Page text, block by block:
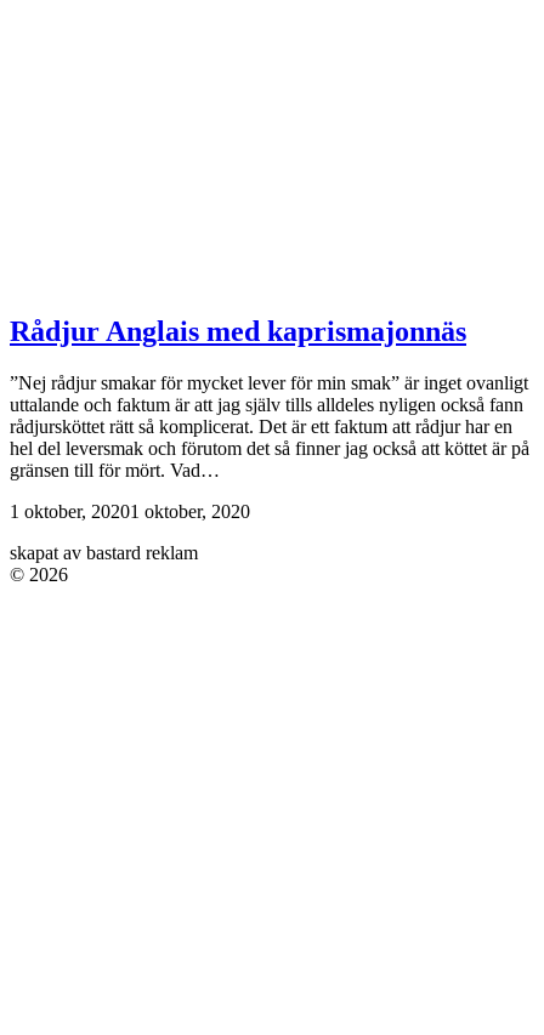
Rådjur Anglais med kaprismajonnäs
”Nej rådjur smakar för mycket lever för min smak” är inget ovanligt
uttalande och faktum är att jag själv tills alldeles nyligen också fann
rådjursköttet rätt så komplicerat. Det är ett faktum att rådjur har en
hel del leversmak och förutom det så finner jag också att köttet är på
gränsen till för mört. Vad…
1 oktober, 20201 oktober, 2020
skapat av bastard reklam
© 2026